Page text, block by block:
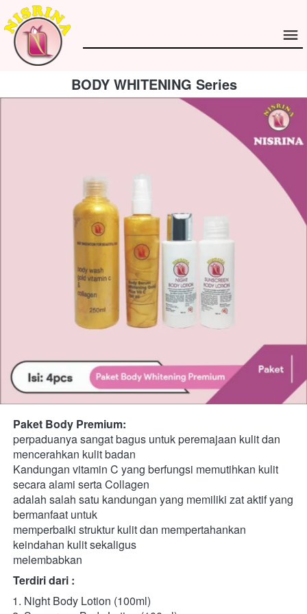
BODY WHITENING Series
Paket Body Premium:
perpaduanya sangat bagus untuk peremajaan kulit dan
mencerahkan kulit badan
Kandungan vitamin C yang berfungsi memutihkan kulit
secara alami serta Collagen
adalah salah satu kandungan yang memiliki zat aktif yang
bermanfaat untuk
memperbaiki struktur kulit dan mempertahankan
keindahan kulit sekaligus
melembabkan
Terdiri dari :
Night Body Lotion (100ml)